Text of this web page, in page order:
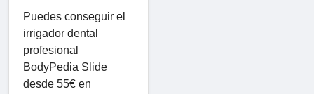
Puedes conseguir el
irrigador dental
profesional
BodyPedia Slide
desde 55€ en